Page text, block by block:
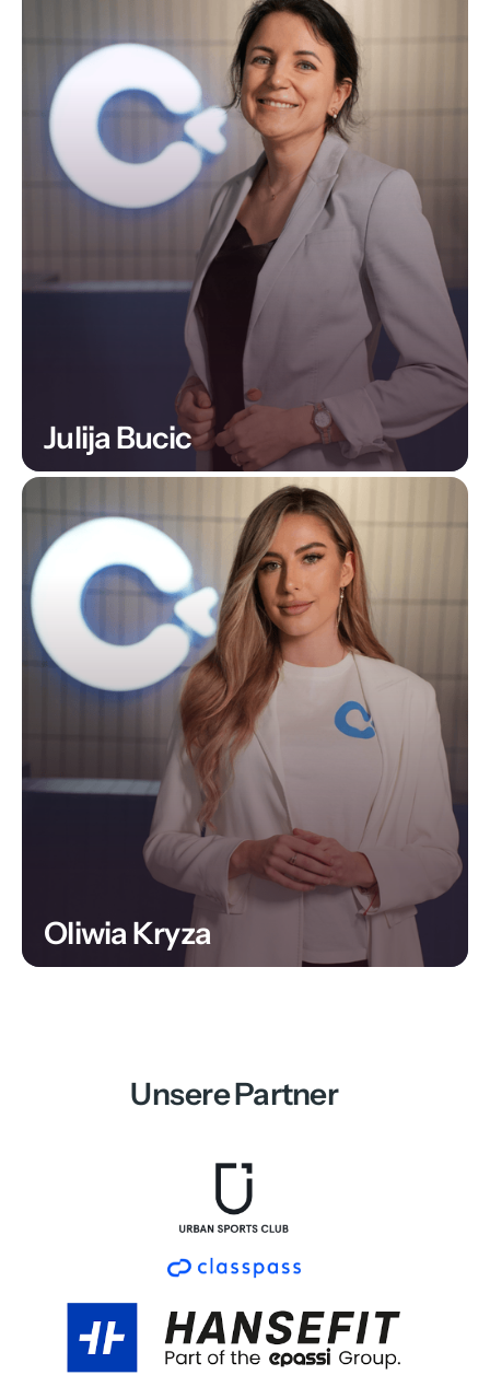
Julija Bucic
Oliwia Kryza
Unsere Partner